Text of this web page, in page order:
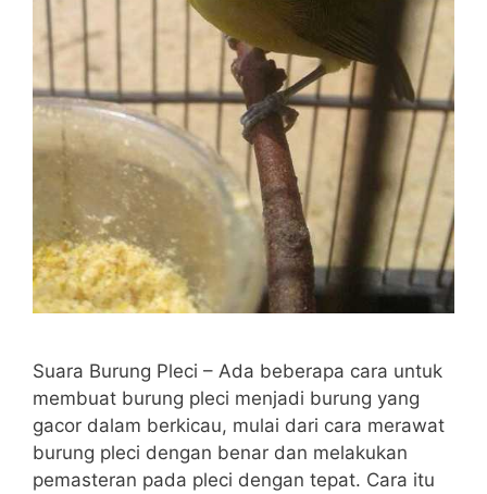
Suara Burung Pleci – Ada beberapa cara untuk
membuat burung pleci menjadi burung yang
gacor dalam berkicau, mulai dari cara merawat
burung pleci dengan benar dan melakukan
pemasteran pada pleci dengan tepat. Cara itu